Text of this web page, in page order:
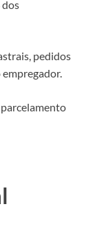
dos
pedidos